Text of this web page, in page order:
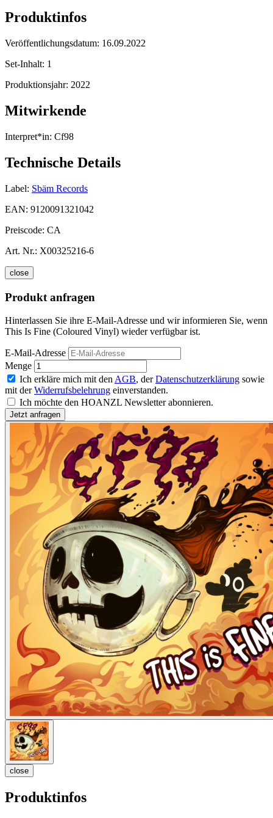
Produktinfos
Veröffentlichungsdatum: 16.09.2022
Set-Inhalt: 1
Produktionsjahr: 2022
Mitwirkende
Interpret*in: Cf98
Technische Details
Label: Sbäm Records
EAN: 9120091321042
Preiscode: CA
Art. Nr.: X00325216-6
close
Produkt anfragen
Hinterlassen Sie ihre E-Mail-Adresse und wir informieren Sie, wenn
This Is Fine (Coloured Vinyl) wieder verfügbar ist.
E-Mail-Adresse
Menge
Ich erkläre mich mit den AGB, derDatenschutzerklärung sowie
mit derWiderrufsbelehrung einverstanden.
Ich möchte den HOANZL Newsletter abonnieren.
close
Produktinfos